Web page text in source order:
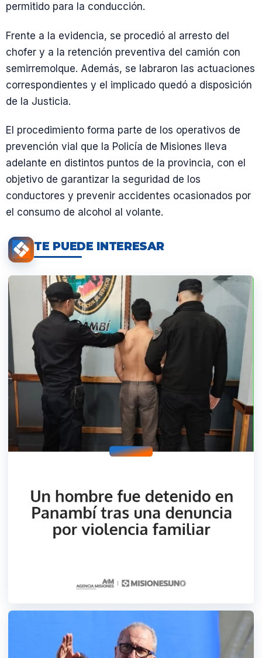
permitido para la conducción.
Frente a la evidencia, se procedió al arresto del
chofer y a la retención preventiva del camión con
semirremolque. Además, se labraron las actuaciones
correspondientes y el implicado quedó a disposición
de la Justicia.
El procedimiento forma parte de los operativos de
prevención vial que la Policía de Misiones lleva
adelante en distintos puntos de la provincia, con el
objetivo de garantizar la seguridad de los
conductores y prevenir accidentes ocasionados por
el consumo de alcohol al volante.
TE PUEDE INTERESAR